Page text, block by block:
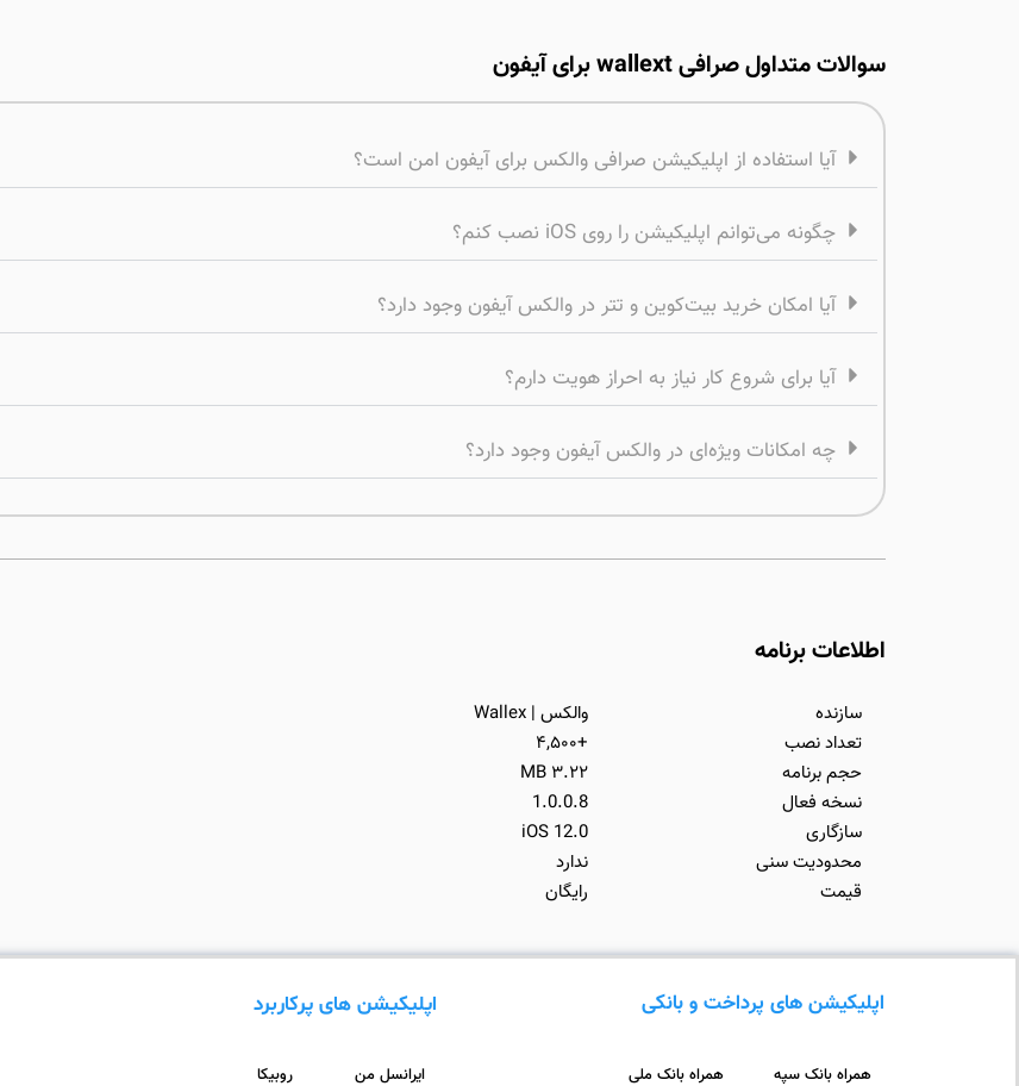
سوالات متداول صرافی wallext برای آیفون
آیا استفاده از اپلیکیشن صرافی والکس برای آیفون امن است؟
چگونه می‌توانم اپلیکیشن را روی iOS نصب کنم؟
آیا امکان خرید بیت‌کوین و تتر در والکس آیفون وجود دارد؟
آیا برای شروع کار نیاز به احراز هویت دارم؟
چه امکانات ویژه‌ای در والکس آیفون وجود دارد؟
اطلاعات برنامه
والکس | Wallex
+۴,۵۰۰
۳.۲۲ MB
1.0.0.8
iOS 12.0
ندارد
رایگان
سازنده
تعداد نصب
حجم برنامه
نسخه فعال
سازگاری
محدودیت سنی
قیمت
اپلیکیشن های پرکاربرد
روبیکا ایرانسل من
اپلیکیشن های پرداخت و بانکی
همراه بانک ملی همراه بانک سپه